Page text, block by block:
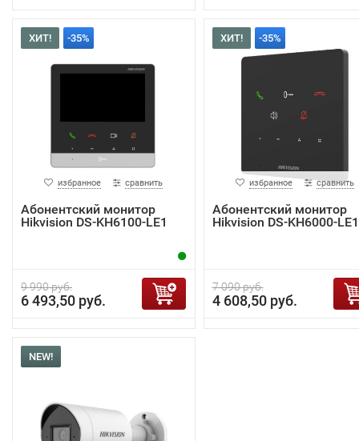
ХИТ! -35%
избранное сравнить
Абонентский монитор
Hikvision DS-KH6100-LE1
9 990 руб.
6 493,50 руб.
ХИТ! -35%
избранное сравнить
Абонентский монитор
Hikvision DS-KH6000-LE1
7 090 руб.
4 608,50 руб.
NEW!